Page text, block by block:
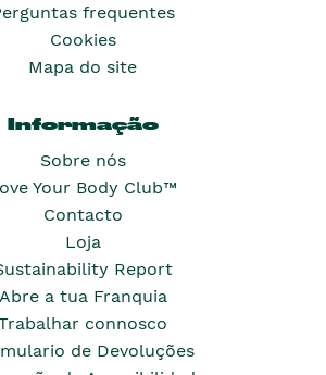
frequentes
Cookies
Mapa do site
Informação
Sobre nós
Your Body Club™
Contacto
Loja
Report
Abre a tua Franquia
connosco
de Devoluções